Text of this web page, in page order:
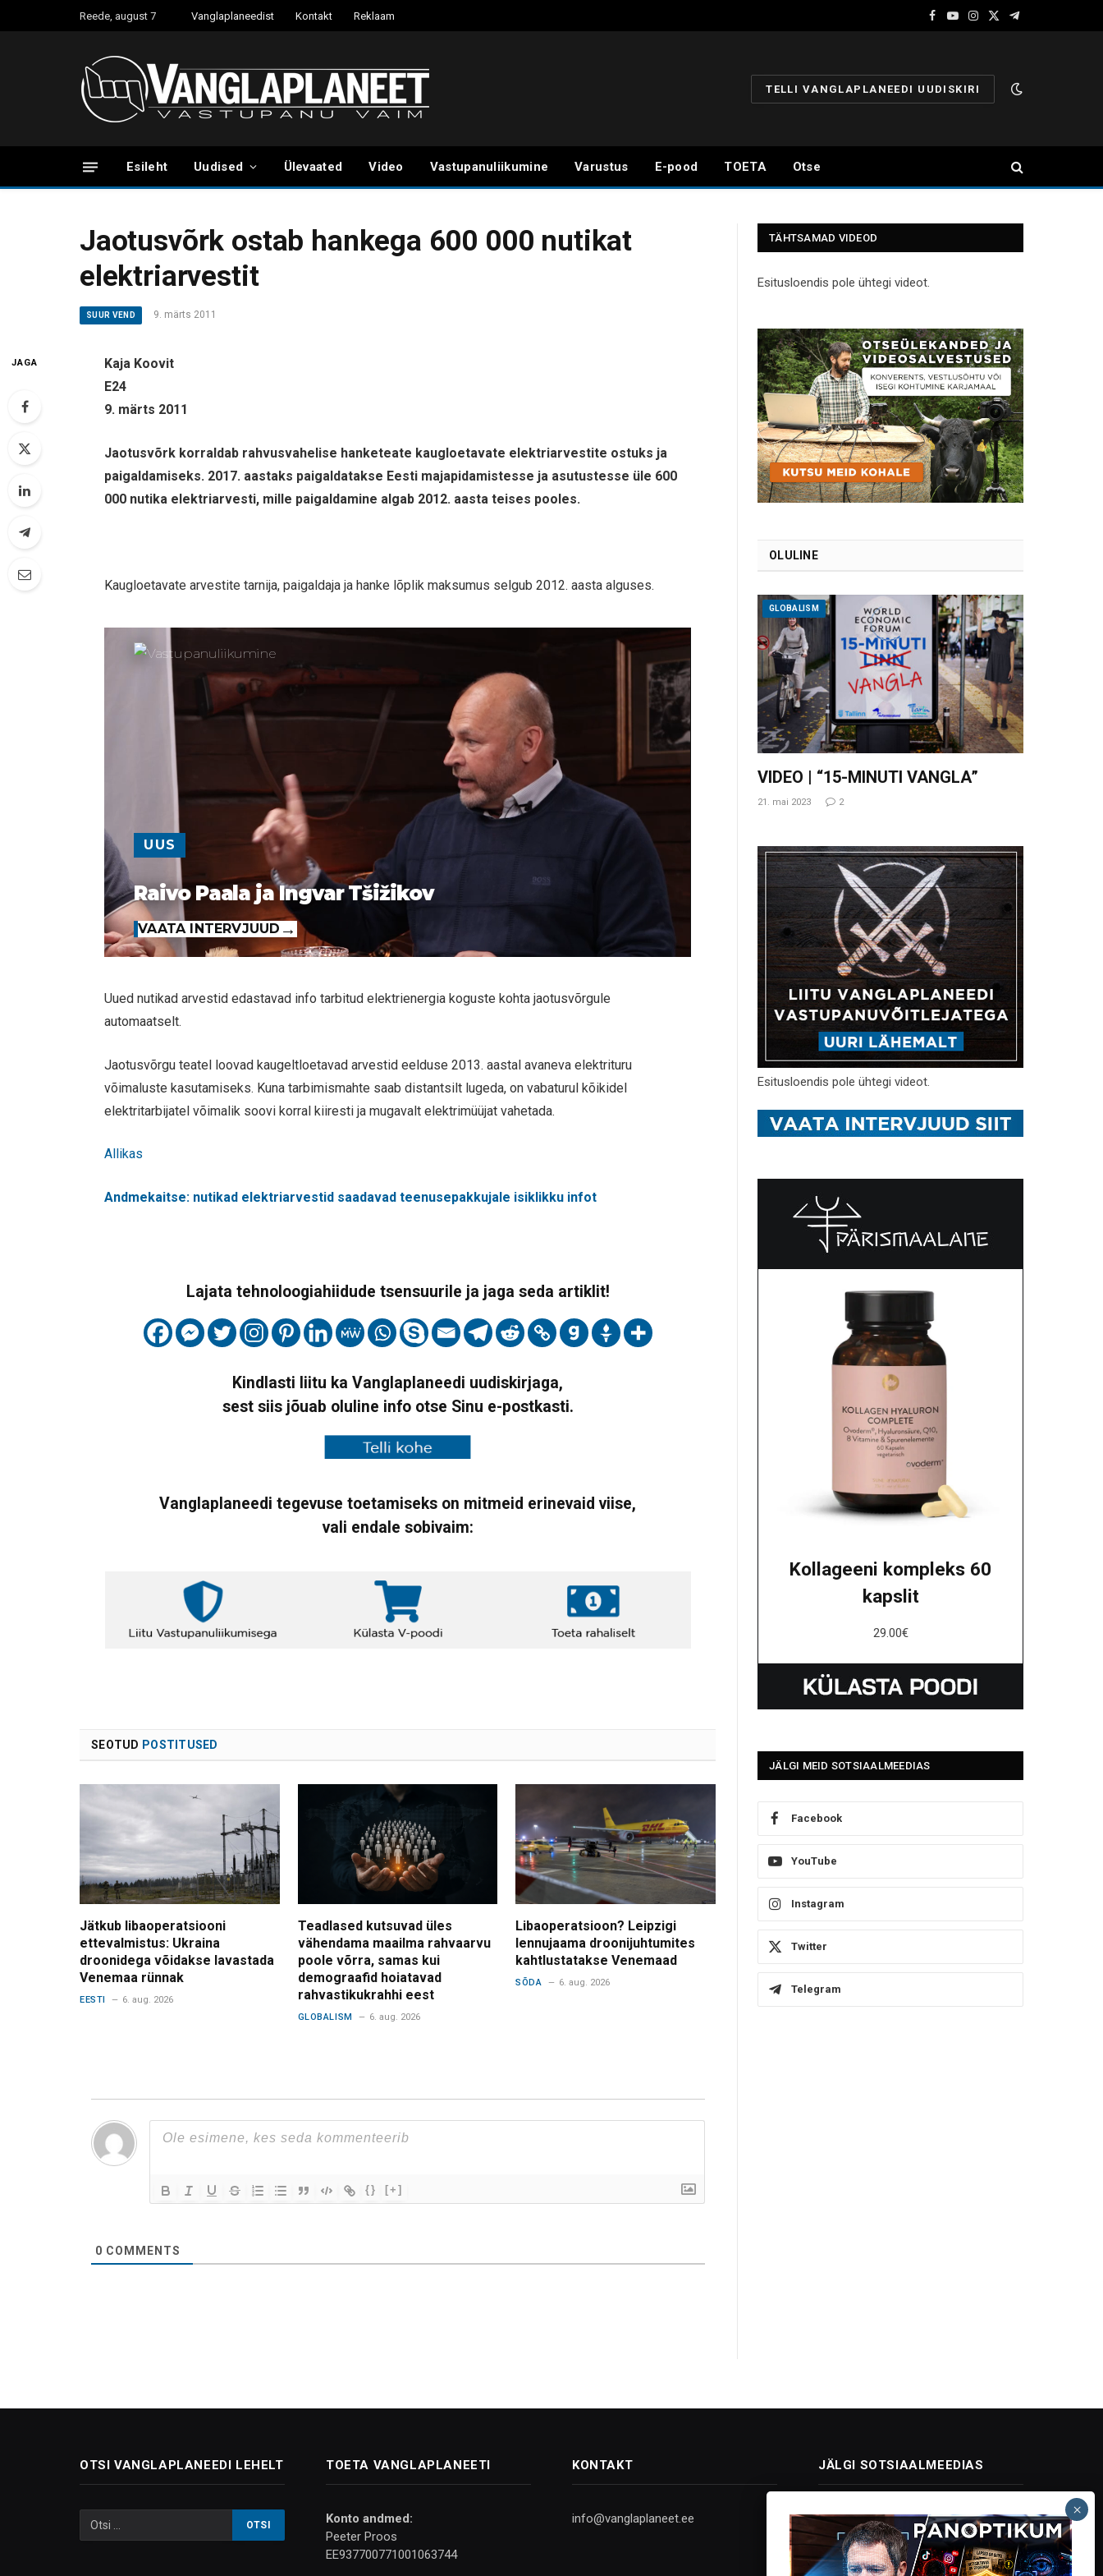
Reede, august 7 Vanglaplaneedist Kontakt Reklaam
Facebook
YouTube
Instagram
X
Telegram
TELLI VANGLAPLANEEDI UUDISKIRI
Esileht Uudised Ülevaated Video Vastupanuliikumine Varustus E-pood TOETA Otse
Jaotusvõrk ostab hankega 600 000 nutikat
elektriarvestit
SUUR VEND 9. märts 2011
JAGA
Kaja Koovit
E24
9. märts 2011
Jaotusvõrk korraldab rahvusvahelise hanketeate kaugloetavate elektriarvestite ostuks ja
paigaldamiseks. 2017. aastaks paigaldatakse Eesti majapidamistesse ja asutustesse üle 600
000 nutika elektriarvesti, mille paigaldamine algab 2012. aasta teises pooles.
Kaugloetavate arvestite tarnija, paigaldaja ja hanke lõplik maksumus selgub 2012. aasta alguses.
UUS
Raivo Paala ja Ingvar Tšižikov
VAATA INTERVJUUD
Uued nutikad arvestid edastavad info tarbitud elektrienergia koguste kohta jaotusvõrgule
automaatselt.
Jaotusvõrgu teatel loovad kaugeltloetavad arvestid eelduse 2013. aastal avaneva elektrituru
võimaluste kasutamiseks. Kuna tarbimismahte saab distantsilt lugeda, on vabaturul kõikidel
elektritarbijatel võimalik soovi korral kiiresti ja mugavalt elektrimüüjat vahetada.
Allikas
Andmekaitse: nutikad elektriarvestid saadavad teenusepakkujale isiklikku infot
Lajata tehnoloogiahiidude tsensuurile ja jaga seda artiklit!
Kindlasti liitu ka Vanglaplaneedi uudiskirjaga,
sest siis jõuab oluline info otse Sinu e-postkasti.
Vanglaplaneedi tegevuse toetamiseks on mitmeid erinevaid viise,
vali endale sobivaim:
SEOTUD POSTITUSED
Jätkub libaoperatsiooni
ettevalmistus: Ukraina
droonidega võidakse lavastada
Venemaa rünnak
EESTI 6. aug. 2026
Teadlased kutsuvad üles
vähendama maailma rahvaarvu
poole võrra, samas kui
demograafid hoiatavad
rahvastikukrahhi eest
GLOBALISM 6. aug. 2026
Libaoperatsioon? Leipzigi
lennujaama droonijuhtumites
kahtlustatakse Venemaad
SÕDA 6. aug. 2026
{} [+]
0 COMMENTS
TÄHTSAMAD VIDEOD
Esitusloendis pole ühtegi videot.
OLULINE
GLOBALISM
VIDEO | “15-MINUTI VANGLA”
21. mai 2023 2
Esitusloendis pole ühtegi videot.
Kollageeni kompleks 60
kapslit
29.00€
JÄLGI MEID SOTSIAALMEEDIAS
Facebook
YouTube
Instagram
Twitter
Telegram
OTSI VANGLAPLANEEDI LEHELT TOETA VANGLAPLANEETI
Konto andmed:
Peeter Proos
EE937700771001063744
KONTAKT
info@vanglaplaneet.ee
JÄLGI SOTSIAALMEEDIAS
Facebook
X
(Twitter)
InstagramYouTubeTelegram